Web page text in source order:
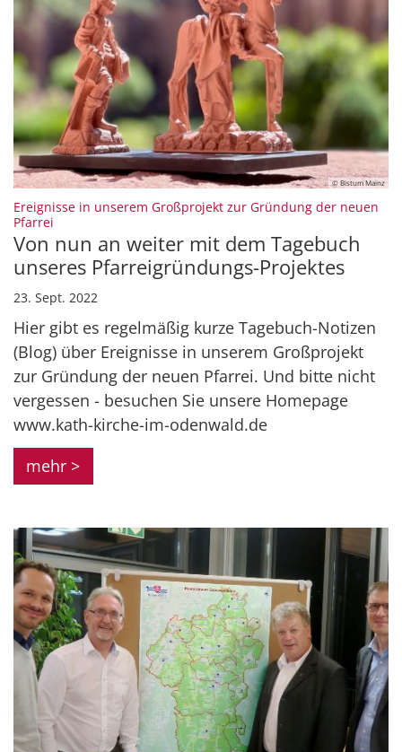
© Bistum Mainz
Ereignisse in unserem Großprojekt zur Gründung der neuen
Pfarrei
Von nun an weiter mit dem Tagebuch
unseres Pfarreigründungs-Projektes
23. Sept. 2022
Hier gibt es regelmäßig kurze Tagebuch-Notizen
(Blog) über Ereignisse in unserem Großprojekt
zur Gründung der neuen Pfarrei. Und bitte nicht
vergessen - besuchen Sie unsere Homepage
www.kath-kirche-im-odenwald.de
mehr >